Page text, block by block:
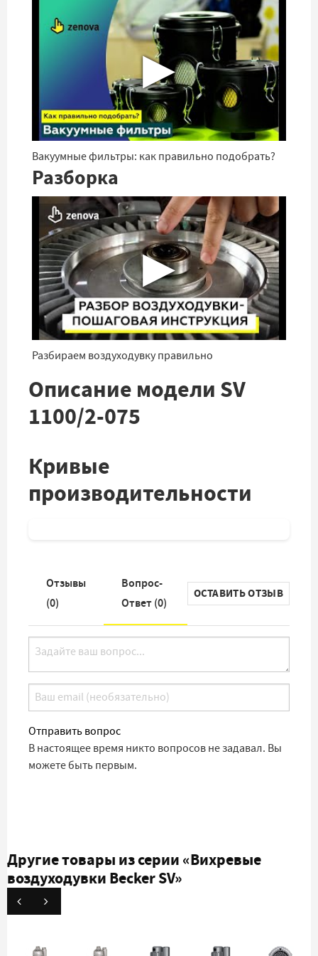
▶
Вакуумные фильтры: как правильно подобрать?
Разборка
▶
Разбираем воздуходувку правильно
Описание модели SV
1100/2-075
Кривые
производительности
Отзывы
(0)
Вопрос-
Ответ (0)
ОСТАВИТЬ ОТЗЫВ
Отправить вопрос
В настоящее время никто вопросов не задавал. Вы
можете быть первым.
Другие товары из серии«Вихревые
воздуходувки Becker SV»